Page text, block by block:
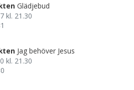
Glädjebud
kl. 21.30
Jag behöver Jesus
kl. 21.30